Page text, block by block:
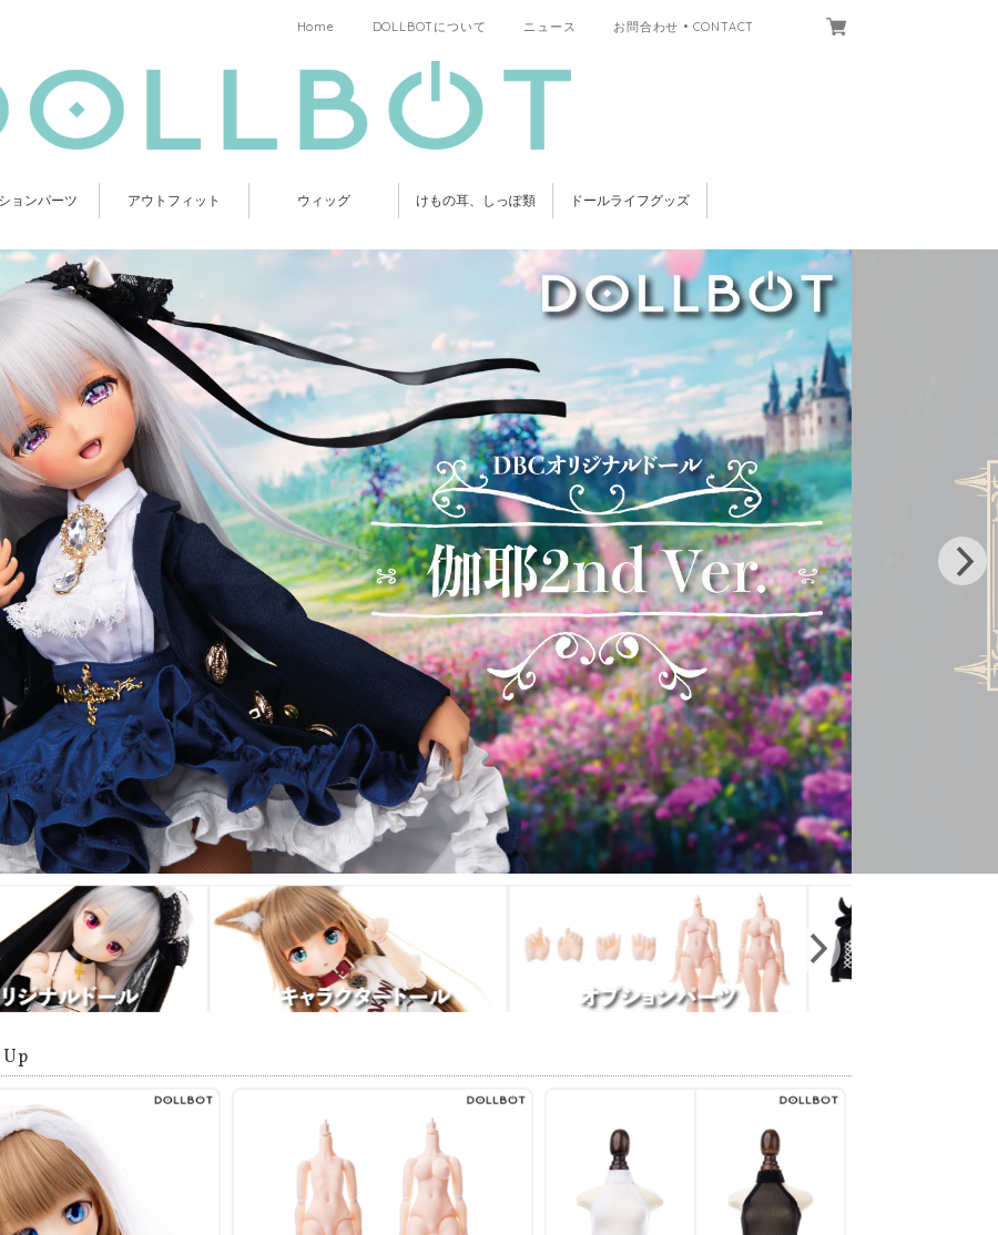
Home DOLLBOTについて ニュース お問合わせ • CONTACT
ョンパーツ アウトフィット ウィッグ けもの耳、しっぽ類 ドールライフグッズ